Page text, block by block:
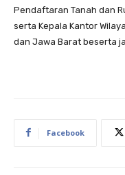
Pendaftaran Tanah dan
serta Kepala Kantor
dan Jawa Barat beserta
Facebook